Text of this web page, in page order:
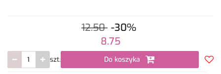
12.50 -30%
8.75
szt. Do koszyka